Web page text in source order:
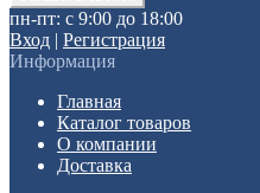
пн-пт: с 9:00 до 18:00
Вход | Регистрация
Информация
Главная
Каталог товаров
О компании
Доставка